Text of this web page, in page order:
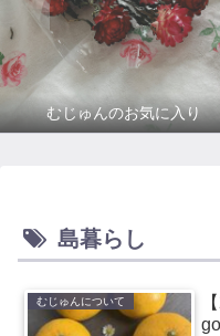
むじゅんのお気に入り
島暮らし
むじゅんについて